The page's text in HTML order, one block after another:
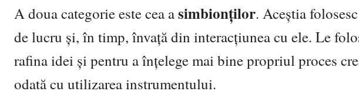
A doua categorie este cea asimbionților. Aceștia
de lucru și, în timp, învață din interacțiunea cu ele. Le
rafina idei și pentru a înțelege mai bine propriul proces
odată cu utilizarea instrumentului.